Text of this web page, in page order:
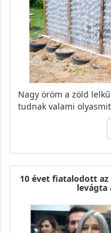
Nagy öröm a zöld
tudnak valami
10 évet fiatalodott
levágta